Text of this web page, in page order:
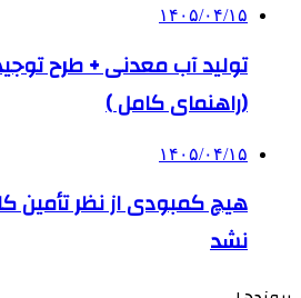
۱۴۰۵/۰۴/۱۵
تولید آب معدنی + طرح
(راهنمای کامل )
۱۴۰۵/۰۴/۱۵
هیچ کمبودی از نظر تأمین
نشد